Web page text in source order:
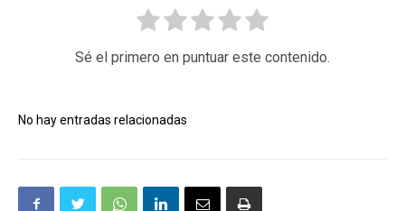
Sé el primero en puntuar este contenido.
No hay entradas relacionadas